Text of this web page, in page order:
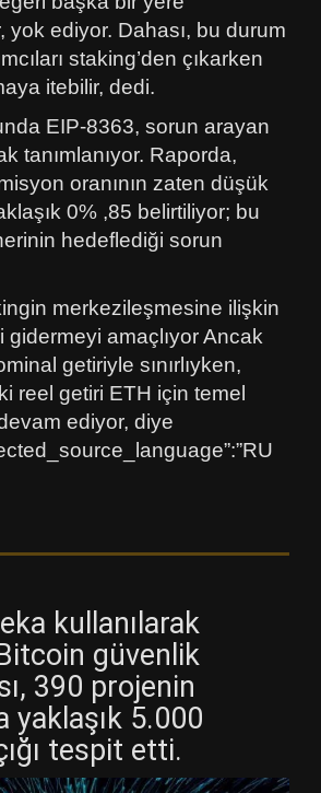
yok ediyor. Dahası, bu durum
staking’den çıkarken
itebilir, dedi.
EIP-8363, sorun arayan
tanımlanıyor. Raporda,
oranının zaten düşük
0% ,85 belirtiliyor; bu
hedeflediği sorun
merkezileşmesine ilişkin
gidermeyi amaçlıyor Ancak
getiriyle sınırlıyken,
reel getiri ETH için temel
ediyor, diye
kullanılarak
güvenlik
390 projenin
yaklaşık 5.000
tespit etti.